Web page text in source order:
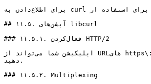
برای اطلاع‌دادن به curl برای استفاده از http2، چه به صورت متن‌ساده یا TLS، از آپشن `--http2` استفاده کنید. curl هم‌چنان از HTTP/1.1 به طور پیش‌فرض استفاده می‌کند.
## ۱۱.۵. آپشن‌های libcurl
### ۱۱.۵.۱. فعال‌کردن HTTP/2
اپلیکیشن شما می‌تواند از URLهای https\:// یا http\:// پشتیبانی کند، ولی شما می‌توانید از آپشن `CURLOPT_HTTP_VERSION` استفاده کنید تا نسخه‌ی HTTP مورداستفاده را تغییر
دهید.
### ۱۱.۵.۲. Multiplexing